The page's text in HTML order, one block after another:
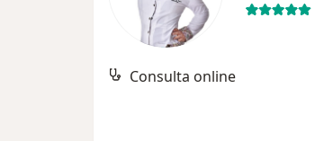
Consulta online